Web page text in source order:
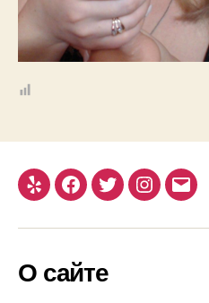
Yelp Facebook
TwitterInstagram
Email
О сайте